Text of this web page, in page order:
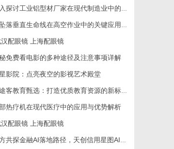
探讨工业铝型材厂家在现代制造业中的重要角色与发展趋势
落垂直生命线在高空作业中的关键应用与安全保障
配眼镜 上海配眼镜
免费看电影的多种途径及注意事项详解
影院：点亮夜空的影视艺术殿堂
客教育甄选：打造优质教育资源的新标杆
热疗机在现代医疗中的应用与优势解析
配眼镜 上海配眼镜
共探金融AI落地路径，天创信用星图AI助力产业金融智能升级